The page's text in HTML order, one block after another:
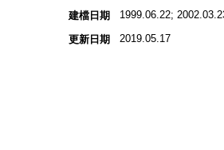
建檔日期 1999.06.22;
更新日期 2019.05.17